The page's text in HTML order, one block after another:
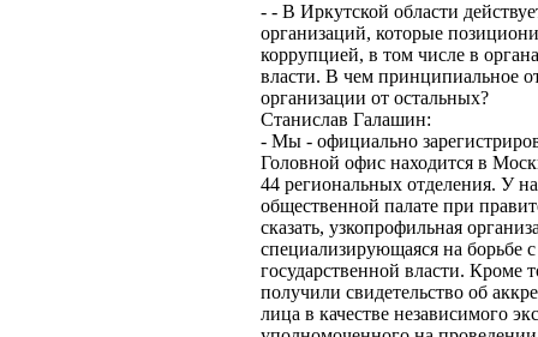
- - В Иркутской области
организаций, которые
коррупцией, в том числе в
власти. В чем принципиальное
организации от остальных?
Станислав Галашин:
- Мы - официально
Головной офис находится в
44 региональных отделения. У
общественной палате при
сказать, узкопрофильная
специализирующаяся на борьбе
государственной власти. Кроме
получили свидетельство об
лица в качестве независимого